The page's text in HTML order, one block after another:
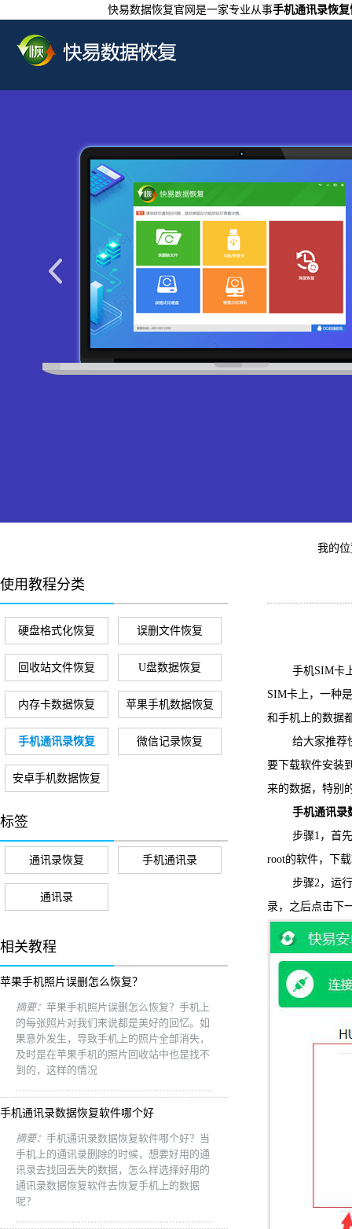
快易数据恢复官网是一家专业从事手机通讯录恢
我的
使用教程分类
硬盘格式化恢复 误删文件恢复
回收站文件恢复 U盘数据恢复
内存卡数据恢复 苹果手机数据恢复
手机通讯录恢复 微信记录恢复
安卓手机数据恢复
标签
通讯录恢复 手机通讯录
通讯录
相关教程
苹果手机照片误删怎么恢复？
摘要： 苹果手机照片误删怎么恢复？手机上
的每张照片对我们来说都是美好的回忆。如
果意外发生，导致手机上的照片全部消失，
及时是在苹果手机的照片回收站中也是找不
到的，这样的情况
手机通讯录数据恢复软件哪个好
摘要： 手机通讯录数据恢复软件哪个好？当
手机上的通讯录删除的时候，想要好用的通
讯录去找回丢失的数据，怎么样选择好用的
通讯录数据恢复软件去恢复手机上的数据
呢？
手机SIM卡上
SIM卡上，一种
和手机上的数据
给大家推荐快
要下载软件安装
来的数据，特别
手机通讯录
步骤1，首先将
root的软件，下
步骤2，运行快
录，之后点击下